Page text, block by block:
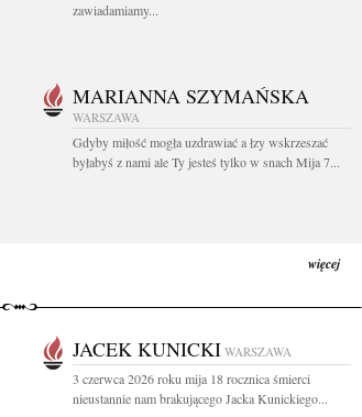
zawiadamiamy...
MARIANNA SZYMAŃSKA
WARSZAWA
Gdyby miłość mogła uzdrawiać a łzy wskrzeszać
byłabyś z nami ale Ty jesteś tylko w snach Mija 7...
więcej
JACEK KUNICKI WARSZAWA
3 czerwca 2026 roku mija 18 rocznica śmierci
nieustannie nam brakującego Jacka Kunickiego...